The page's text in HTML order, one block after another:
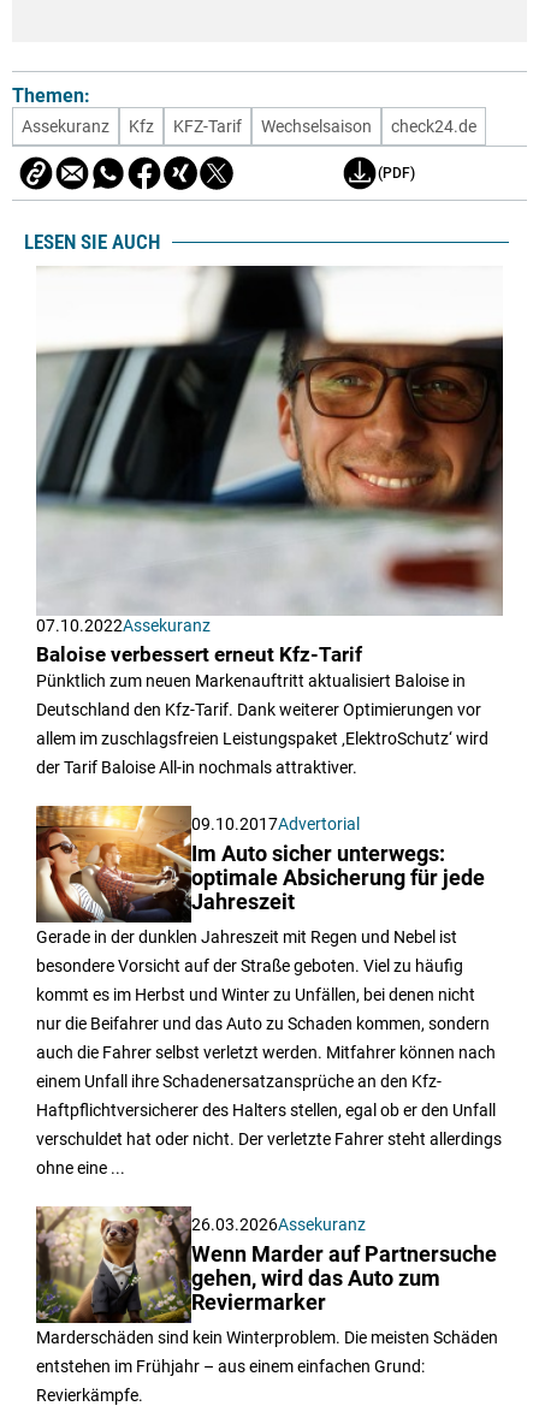
Themen:
Assekuranz Kfz KFZ-Tarif Wechselsaison check24.de
(PDF)
LESEN SIE AUCH
07.10.2022Assekuranz
Baloise verbessert erneut Kfz-Tarif
Pünktlich zum neuen Markenauftritt aktualisiert Baloise in
Deutschland den Kfz-Tarif. Dank weiterer Optimierungen vor
allem im zuschlagsfreien Leistungspaket ‚ElektroSchutz‘ wird
der Tarif Baloise All-in nochmals attraktiver.
09.10.2017Advertorial
Im Auto sicher unterwegs:
optimale Absicherung für jede
Jahreszeit
Gerade in der dunklen Jahreszeit mit Regen und Nebel ist
besondere Vorsicht auf der Straße geboten. Viel zu häufig
kommt es im Herbst und Winter zu Unfällen, bei denen nicht
nur die Beifahrer und das Auto zu Schaden kommen, sondern
auch die Fahrer selbst verletzt werden. Mitfahrer können nach
einem Unfall ihre Schadenersatzansprüche an den Kfz-
Haftpflichtversicherer des Halters stellen, egal ob er den Unfall
verschuldet hat oder nicht. Der verletzte Fahrer steht allerdings
ohne eine ...
26.03.2026Assekuranz
Wenn Marder auf Partnersuche
gehen, wird das Auto zum
Reviermarker
Marderschäden sind kein Winterproblem. Die meisten Schäden
entstehen im Frühjahr – aus einem einfachen Grund:
Revierkämpfe.